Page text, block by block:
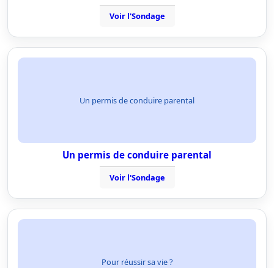
Voir l'Sondage
Un permis de conduire parental
Un permis de conduire parental
Voir l'Sondage
Pour réussir sa vie ?